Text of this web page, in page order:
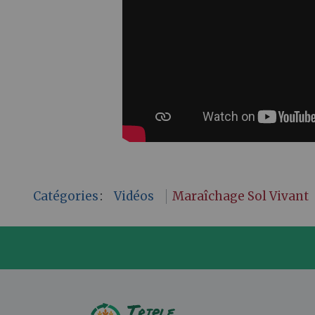
Catégories: Vidéos Maraîchage Sol Vivant